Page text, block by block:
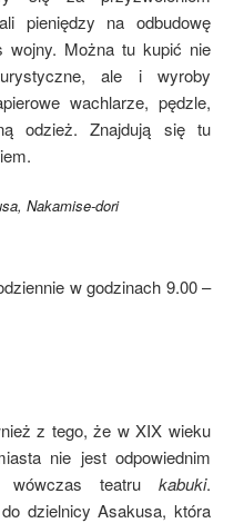
pieniędzy na odbudowę
wojny. Można tu kupić nie
ale i wyroby
wachlarze, pędzle,
odzież. Znajdują się tu
w godzinach 9.00 –
z tego, że w XIX wieku
nie jest odpowiednim
wówczas teatru kabuki.
dzielnicy Asakusa, która